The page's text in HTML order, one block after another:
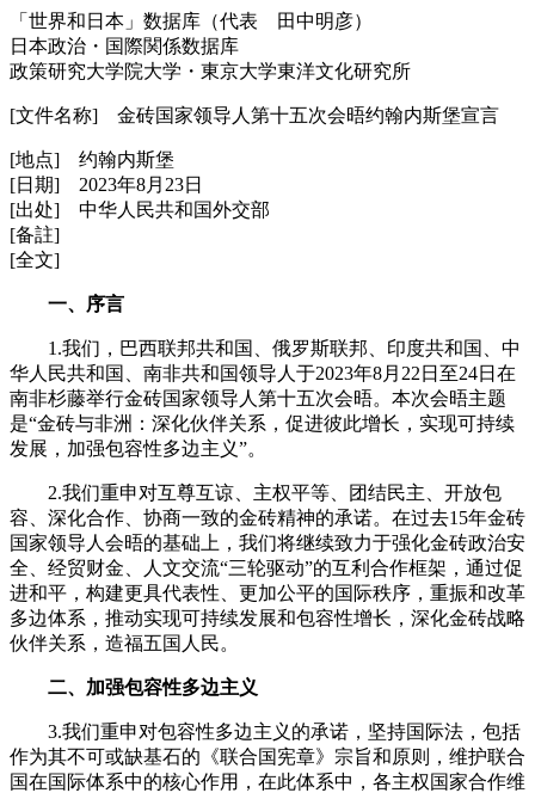
「世界和日本」数据库（代表 田中明彦）
日本政治・国際関係数据库
政策研究大学院大学・東京大学東洋文化研究所
[文件名称] 金砖国家领导人第十五次会晤约翰内斯堡宣言
[地点] 约翰内斯堡
[日期] 2023年8月23日
[出处] 中华人民共和国外交部
[备註]
[全文]
一、序言
1.我们，巴西联邦共和国、俄罗斯联邦、印度共和国、中
华人民共和国、南非共和国领导人于2023年8月22日至24日在
南非杉藤举行金砖国家领导人第十五次会晤。本次会晤主题
是“金砖与非洲：深化伙伴关系，促进彼此增长，实现可持续
发展，加强包容性多边主义”。
2.我们重申对互尊互谅、主权平等、团结民主、开放包
容、深化合作、协商一致的金砖精神的承诺。在过去15年金砖
国家领导人会晤的基础上，我们将继续致力于强化金砖政治安
全、经贸财金、人文交流“三轮驱动”的互利合作框架，通过促
进和平，构建更具代表性、更加公平的国际秩序，重振和改革
多边体系，推动实现可持续发展和包容性增长，深化金砖战略
伙伴关系，造福五国人民。
二、加强包容性多边主义
3.我们重申对包容性多边主义的承诺，坚持国际法，包括
作为其不可或缺基石的《联合国宪章》宗旨和原则，维护联合
国在国际体系中的核心作用，在此体系中，各主权国家合作维